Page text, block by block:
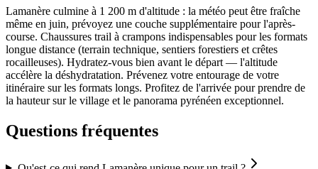
Lamanère culmine à 1 200 m d'altitude : la météo peut être fraîche
même en juin, prévoyez une couche supplémentaire pour l'après-
course. Chaussures trail à crampons indispensables pour les formats
longue distance (terrain technique, sentiers forestiers et crêtes
rocailleuses). Hydratez-vous bien avant le départ — l'altitude
accélère la déshydratation. Prévenez votre entourage de votre
itinéraire sur les formats longs. Profitez de l'arrivée pour prendre de
la hauteur sur le village et le panorama pyrénéen exceptionnel.
Questions fréquentes